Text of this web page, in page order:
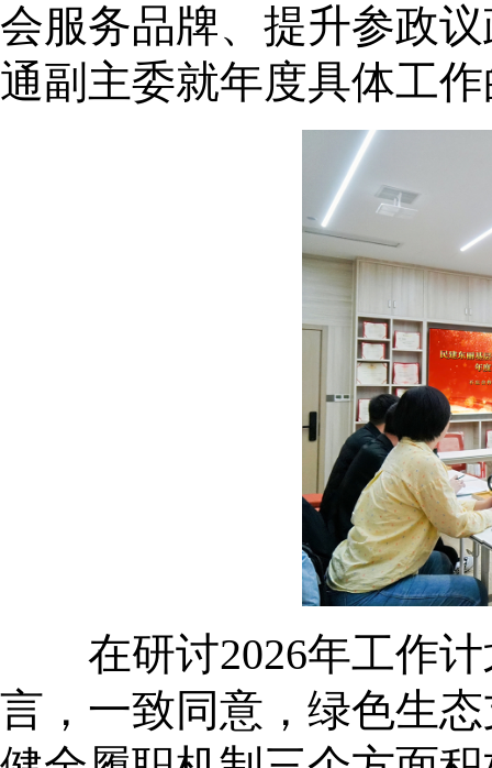
会服务品牌、提升参政
通副主委就年度具体工
在研讨2026年工作计
言，一致同意，绿色生